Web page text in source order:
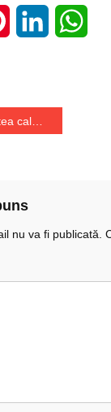
PinterestLinkedIn
luna mai
nu va fi publicată.